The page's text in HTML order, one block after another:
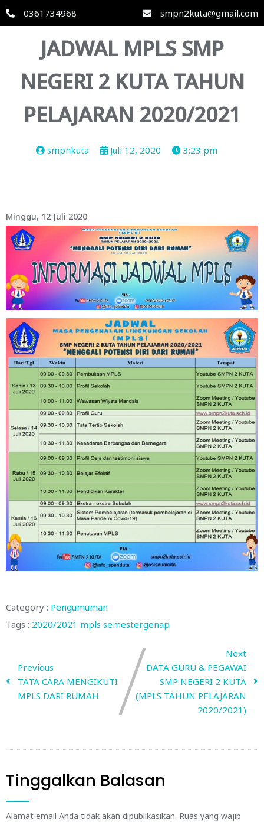
0361734968 smpn2kuta@gmail.com
JADWAL MPLS SMP
NEGERI 2 KUTA TAHUN
PELAJARAN 2020/2021
smpnkuta Juli 12, 2020 3:23 pm
Minggu, 12 Juli 2020
Category : Pengumuman
Tags : 2020/2021 mpls semestergenap
Previous
TATA CARA MENGIKUTI
MPLS DARI RUMAH
Next
DATA GURU & PEGAWAI
SMP NEGERI 2 KUTA
(MPLS TAHUN PELAJARAN
2020/2021)
Tinggalkan Balasan
Alamat email Anda tidak akan dipublikasikan. Ruas yang wajib